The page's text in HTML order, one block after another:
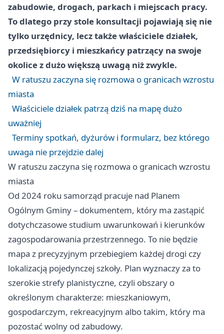
zabudowie, drogach, parkach i miejscach pracy.
To dlatego przy stole konsultacji pojawiają się nie
tylko urzędnicy, lecz także właściciele działek,
przedsiębiorcy i mieszkańcy patrzący na swoje
okolice z dużo większą uwagą niż zwykle.
W ratuszu zaczyna się rozmowa o granicach wzrostu
miasta
Właściciele działek patrzą dziś na mapę dużo
uważniej
Terminy spotkań, dyżurów i formularz, bez którego
uwaga nie przejdzie dalej
W ratuszu zaczyna się rozmowa o granicach wzrostu
miasta
Od 2024 roku samorząd pracuje nad Planem
Ogólnym Gminy – dokumentem, który ma zastąpić
dotychczasowe studium uwarunkowań i kierunków
zagospodarowania przestrzennego. To nie będzie
mapa z precyzyjnym przebiegiem każdej drogi czy
lokalizacją pojedynczej szkoły. Plan wyznaczy za to
szerokie strefy planistyczne, czyli obszary o
określonym charakterze: mieszkaniowym,
gospodarczym, rekreacyjnym albo takim, który ma
pozostać wolny od zabudowy.